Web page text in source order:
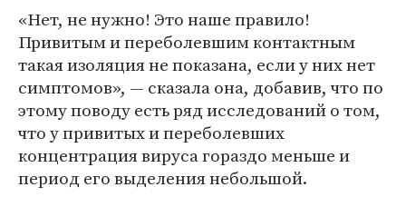
«Нет, не нужно! Это наше правило!
Привитым и переболевшим контактным
такая изоляция не показана, если у них нет
симптомов», — сказала она, добавив, что по
этому поводу есть ряд исследований о том,
что у привитых и переболевших
концентрация вируса гораздо меньше и
период его выделения небольшой.